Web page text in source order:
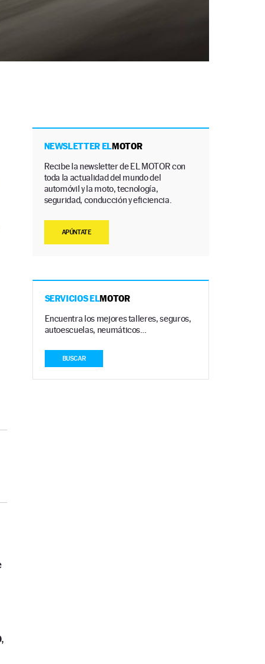
,
NEWSLETTER ELMOTOR
Recibe la newsletter de EL MOTOR con
toda la actualidad del mundo del
automóvil y la moto, tecnología,
seguridad, conducción y eficiencia.
APÚNTATE
SERVICIOS ELMOTOR
Encuentra los mejores talleres, seguros,
autoescuelas, neumáticos…
BUSCAR